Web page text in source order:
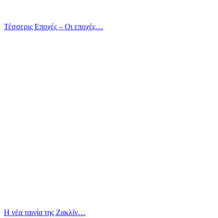
Τέσσερις Εποχές – Οι εποχές…
Η νέα ταινία της Ζακλίν…